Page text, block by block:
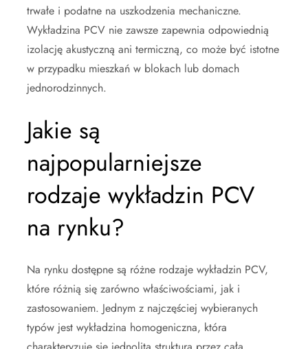
trwałe i podatne na uszkodzenia mechaniczne.
Wykładzina PCV nie zawsze zapewnia odpowiednią
izolację akustyczną ani termiczną, co może być istotne
w przypadku mieszkań w blokach lub domach
jednorodzinnych.
Jakie są
najpopularniejsze
rodzaje wykładzin PCV
na rynku?
Na rynku dostępne są różne rodzaje wykładzin PCV,
które różnią się zarówno właściwościami, jak i
zastosowaniem. Jednym z najczęściej wybieranych
typów jest wykładzina homogeniczna, która